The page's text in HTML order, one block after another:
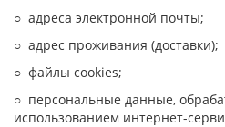
○ адреса электронной почты;
○ адрес проживания (доставки);
○ файлы cookies;
○ персональные данные,
использованием интернет-